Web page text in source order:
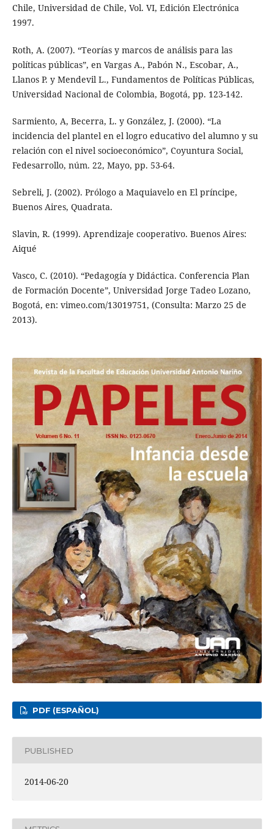
Chile, Universidad de Chile, Vol. VI, Edición Electrónica
1997.
Roth, A. (2007). “Teorías y marcos de análisis para las
políticas públicas”, en Vargas A., Pabón N., Escobar, A.,
Llanos P. y Mendevil L., Fundamentos de Políticas Públicas,
Universidad Nacional de Colombia, Bogotá, pp. 123-142.
Sarmiento, A, Becerra, L. y González, J. (2000). “La
incidencia del plantel en el logro educativo del alumno y su
relación con el nivel socioeconómico”, Coyuntura Social,
Fedesarrollo, núm. 22, Mayo, pp. 53-64.
Sebreli, J. (2002). Prólogo a Maquiavelo en El príncipe,
Buenos Aires, Quadrata.
Slavin, R. (1999). Aprendizaje cooperativo. Buenos Aires:
Aiqué
Vasco, C. (2010). “Pedagogía y Didáctica. Conferencia Plan
de Formación Docente”, Universidad Jorge Tadeo Lozano,
Bogotá, en: vimeo.com/13019751, (Consulta: Marzo 25 de
2013).
PDF (ESPAÑOL)
PUBLISHED
2014-06-20